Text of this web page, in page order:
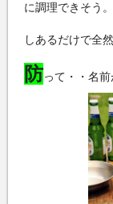
に調理できそう
しあるだけで全
防って・・名前